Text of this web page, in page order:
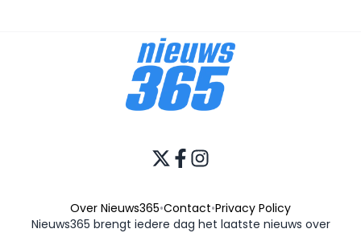
Over Nieuws365•Contact•Privacy Policy
Nieuws365 brengt iedere dag het laatste nieuws over